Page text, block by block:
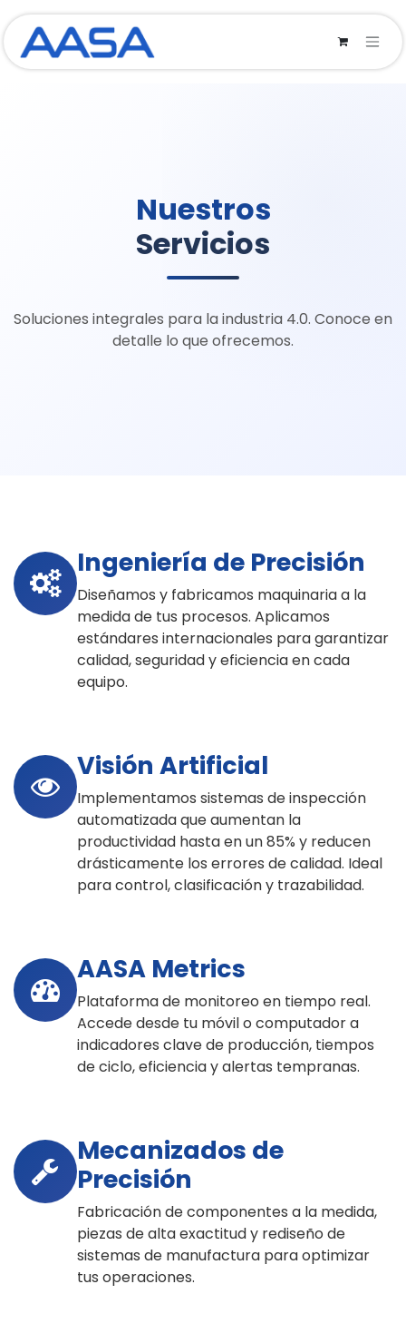
Ir al contenido
Nuestros
Servicios
Soluciones integrales para la industria 4.0. Conoce en
detalle lo que ofrecemos.
Ingeniería de Precisión
Diseñamos y fabricamos maquinaria a la
medida de tus procesos. Aplicamos
estándares internacionales para garantizar
calidad, seguridad y eficiencia en cada
equipo.
Visión Artificial
Implementamos sistemas de inspección
automatizada que aumentan la
productividad hasta en un 85% y reducen
drásticamente los errores de calidad. Ideal
para control, clasificación y trazabilidad.
AASA Metrics
Plataforma de monitoreo en tiempo real.
Accede desde tu móvil o computador a
indicadores clave de producción, tiempos
de ciclo, eficiencia y alertas tempranas.
Mecanizados de
Precisión
Fabricación de componentes a la medida,
piezas de alta exactitud y rediseño de
sistemas de manufactura para optimizar
tus operaciones.